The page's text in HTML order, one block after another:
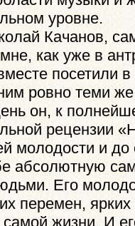
уровне.
Качанов, сам
как уже в
посетили
ровно теми
он, к
рецензии
и до
абсолютную
Его
перемен,
самой жизни. И